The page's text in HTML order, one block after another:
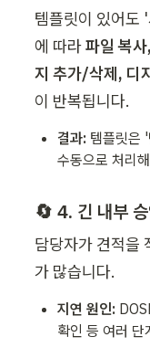
템플릿이 있어도
에 따라 파일 복
지 추가/삭제, 디
이 반복됩니다.
결과: 템플릿은
수동으로 처리
🔄 4. 긴 내부
담당자가 견적을
가 많습니다.
지연 원인:
확인 등 여러